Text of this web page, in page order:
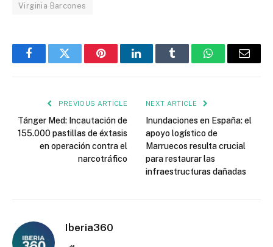
Virginia Barcones
FacebookTwitter PinterestLinkedInTumblr WhatsAppEmail
PREVIOUS ARTICLE
Tánger Med: Incautación de
155.000 pastillas de éxtasis
en operación contra el
narcotráfico
NEXT ARTICLE
Inundaciones en España: el
apoyo logístico de
Marruecos resulta crucial
para restaurar las
infraestructuras dañadas
Iberia360